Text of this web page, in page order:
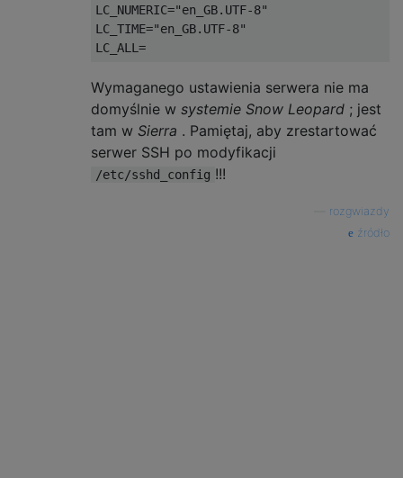
LC_NUMERIC="en_GB.UTF-8"
LC_TIME="en_GB.UTF-8"
LC_ALL =
Wymaganego ustawienia serwera nie ma
domyślnie w systemie Snow Leopard ; jest
tam w Sierra . Pamiętaj, aby zrestartować
serwer SSH po modyfikacji
/etc/sshd_config !!!
rozgwiazdy
źródło